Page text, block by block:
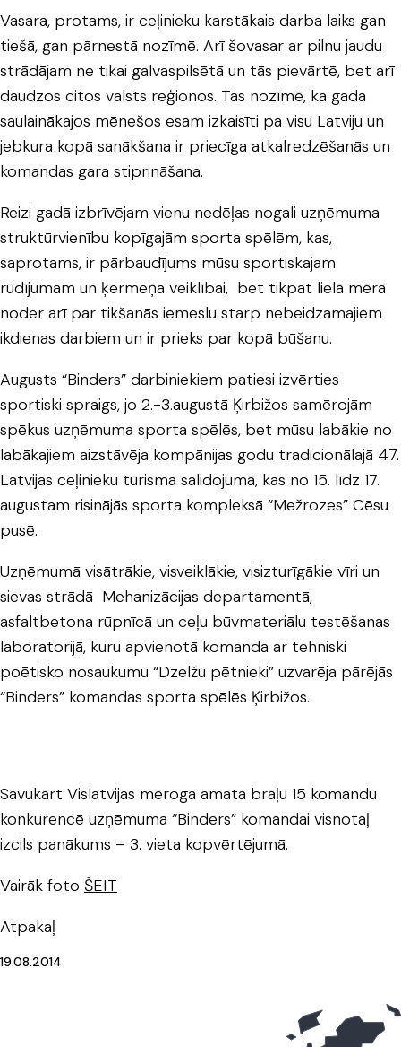
Vasara, protams, ir ceļinieku karstākais darba laiks gan
tiešā, gan pārnestā nozīmē. Arī šovasar ar pilnu jaudu
strādājam ne tikai galvaspilsētā un tās pievārtē, bet arī
daudzos citos valsts reģionos. Tas nozīmē, ka gada
saulainākajos mēnešos esam izkaisīti pa visu Latviju un
jebkura kopā sanākšana ir priecīga atkalredzēšanās un
komandas gara stiprināšana.
Reizi gadā izbrīvējam vienu nedēļas nogali uzņēmuma
struktūrvienību kopīgajām sporta spēlēm, kas,
saprotams, ir pārbaudījums mūsu sportiskajam
rūdījumam un ķermeņa veiklībai, bet tikpat lielā mērā
noder arī par tikšanās iemeslu starp nebeidzamajiem
ikdienas darbiem un ir prieks par kopā būšanu.
Augusts “Binders” darbiniekiem patiesi izvērties
sportiski spraigs, jo 2.-3.augustā Ķirbižos samērojām
spēkus uzņēmuma sporta spēlēs, bet mūsu labākie no
labākajiem aizstāvēja kompānijas godu tradicionālajā 47.
Latvijas ceļinieku tūrisma salidojumā, kas no 15. līdz 17.
augustam risinājās sporta kompleksā “Mežrozes” Cēsu
pusē.
Uzņēmumā visātrākie, visveiklākie, visizturīgākie vīri un
sievas strādā Mehanizācijas departamentā,
asfaltbetona rūpnīcā un ceļu būvmateriālu testēšanas
laboratorijā, kuru apvienotā komanda ar tehniski
poētisko nosaukumu “Dzelžu pētnieki” uzvarēja pārējās
“Binders” komandas sporta spēlēs Ķirbižos.
Savukārt Vislatvijas mēroga amata brāļu 15 komandu
konkurencē uzņēmuma “Binders” komandai visnotaļ
izcils panākums – 3. vieta kopvērtējumā.
Vairāk foto ŠEIT
Atpakaļ
19.08.2014